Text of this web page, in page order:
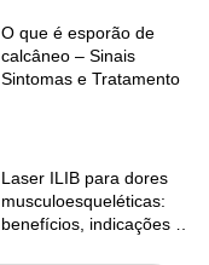
O que é esporão de
calcâneo – Sinais
Sintomas e Tratamento
Laser ILIB para dores
musculoesqueléticas:
benefícios, indicações e